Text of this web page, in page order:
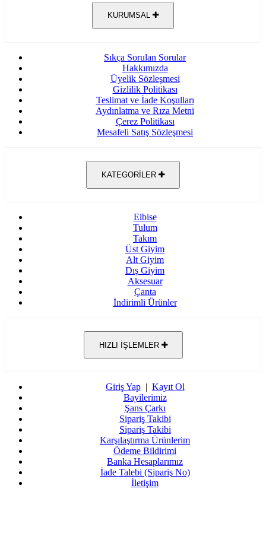
KURUMSAL
Sıkça Sorulan Sorular
Hakkımızda
Üyelik Sözleşmesi
Gizlilik Politikası
Teslimat ve İade Koşulları
Aydınlatma ve Rıza Metni
Çerez Politikası
Mesafeli Satış Sözleşmesi
KATEGORİLER
Elbise
Tulum
Takım
Üst Giyim
Alt Giyim
Dış Giyim
Aksesuar
Çanta
İndirimli Ürünler
HIZLI İŞLEMLER
Giriş Yap| Kayıt Ol
Bayilerimiz
Şans Çarkı
Sipariş Takibi
Sipariş Takibi
Karşılaştırma Ürünlerim
Ödeme Bildirimi
Banka Hesaplarımız
İade Talebi (Sipariş No)
İletişim